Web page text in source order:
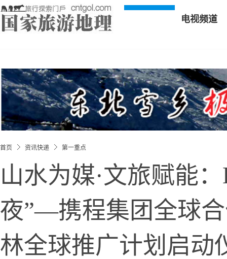
电视频道
首页 资讯快递 第一重点
山水为媒·文旅赋能
夜”—携程集团全球
林全球推广计划启动